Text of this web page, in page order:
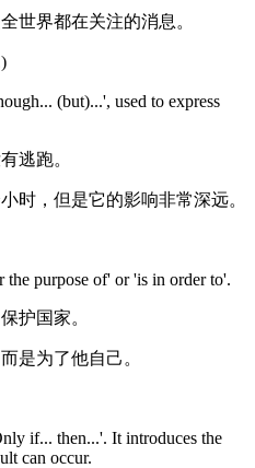
世界都在关注的消息。
(but)...', used to express
逃跑。
时，但是它的影响非常深远。
the purpose of' or 'is in order to'.
护国家。
是为了他自己。
if... then...'. It introduces the
can occur.